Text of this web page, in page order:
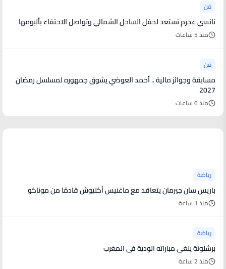
فن
نانسي عجرم تستعد لحفل الساحل الشمالي وتواصل الاحتفاء بألبومها
منذ 5 ساعات
فن
مسابقة وجوائز مالية .. أحمد العوضي يشوق جمهوره لمسلسل رمضان
2027
منذ 6 ساعات
رياضة
باريس سان جيرمان يتعاقد مع ماغنيس أكليوش قادمًا من موناكو
منذ 1 ساعة
رياضة
برشلونة يلغي مباراته الودية في المغرب
منذ 2 ساعة